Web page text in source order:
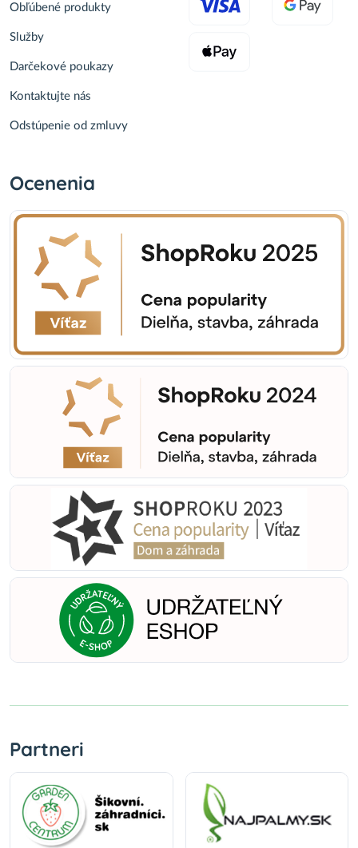
Obľúbené produkty
Služby
Darčekové poukazy
Kontaktujte nás
Odstúpenie od zmluvy
Ocenenia
Partneri